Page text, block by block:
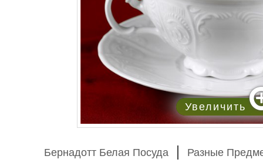
Увеличить
Бернадотт Белая Посуда Разные